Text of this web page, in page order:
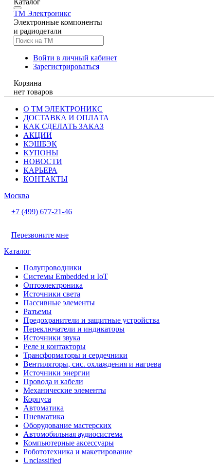
TM Электроникс
Электронные компоненты
и радиодетали
Войти в личный кабинет
Зарегистрироваться
Корзина
нет товаров
О ТМ ЭЛЕКТРОНИКС
ДОСТАВКА И ОПЛАТА
КАК СДЕЛАТЬ ЗАКАЗ
АКЦИИ
КЭШБЭК
КУПОНЫ
НОВОСТИ
КАРЬЕРА
КОНТАКТЫ
Москва
+7 (499) 677-21-46
Перезвоните мне
Каталог
Полупроводники
Системы Embedded и IoT
Oптоэлектроника
Источники света
Пассивные элементы
Разъeмы
Предохранители и защитные устройства
Переключатели и индикаторы
Источники звука
Реле и контакторы
Трансформаторы и сердечники
Вентиляторы, сис. охлаждения и нагрева
Источники энергии
Провода и кабели
Механические элементы
Корпуса
Автоматика
Пневматика
Оборудование мастерских
Автомобильная аудиосистема
Компьютерные аксессуары
Робототехника и макетирование
Unclassified